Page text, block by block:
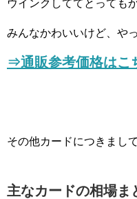
ウインクしててとっても
みんなかわいいけど、や
⇒通販参考価格はこ
その他カードにつきまし
主なカードの相場ま